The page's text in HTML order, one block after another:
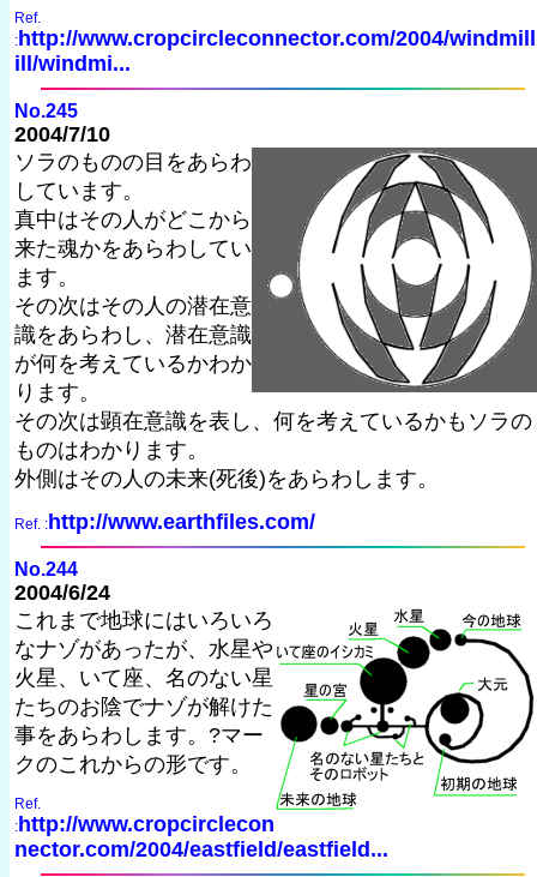
Ref.
: http://www.cropcircleconnector.com/2004/
ill/windmi...
No.245
2004/7/10
ソラのものの目をあらわ
しています。
真中はその人がどこから
来た魂かをあらわしてい
ます。
その次はその人の潜在意
識をあらわし、潜在意識
が何を考えているかわか
ります。
その次は顕在意識を表し、何を考えているかもソラの
ものはわかります。
外側はその人の未来(死後)をあらわします。
Ref. : http://www.earthfiles.com/
No.244
2004/6/24
これまで地球にはいろいろ
なナゾがあったが、水星や
火星、いて座、名のない星
たちのお陰でナゾが解けた
事をあらわします。?マー
クのこれからの形です。
Ref.
: http://www.cropcirclecon
nector.com/2004/eastfield/eastfield...